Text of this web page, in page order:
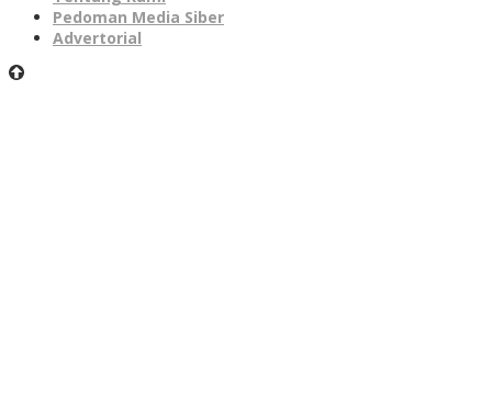
Pedoman Media Siber
Advertorial